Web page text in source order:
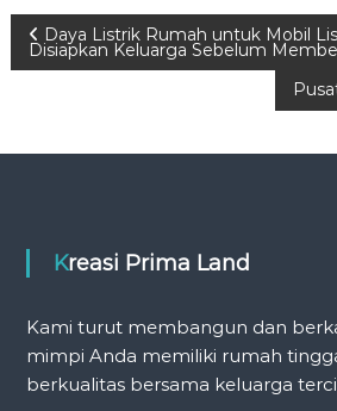
P
s
n
v
Daya Listrik Rumah untuk Mobil
Disiapkan Keluarga Sebelum
Kreasi Prima Land
Kami turut membangun dan
mimpi Anda memiliki rumah
berkualitas bersama keluarga